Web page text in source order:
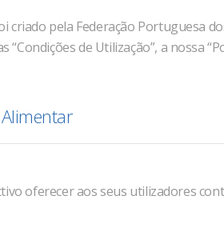
pela Federação Portuguesa
de Utilização”, a nossa
oferecer aos seus utilizadores